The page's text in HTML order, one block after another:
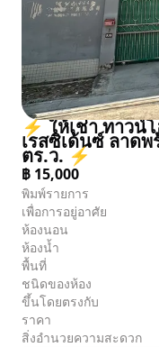
⚡ ให้เช่า ทาวน์
เรสซิเด้นซ์ ลาดพ
ตร.ว. ⚡
฿ 15,000
พิมพ์รายการ
เพื่อการอยู่อาศัย
ห้องนอน
ห้องน้ำ
พื้นที่
ชนิดของห้อง
ขึ้นโดยตรงกับ
ราคา
สิ่งอำนวยความสะดวก